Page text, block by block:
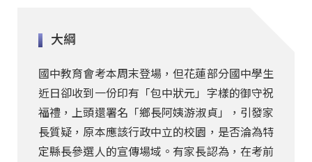
大綱
國中教育會考本周末登場，但花蓮部分國中學生
近日卻收到一份印有「包中狀元」字樣的御守祝
福禮，上頭還署名「鄉長阿姨游淑貞」，引發家
長質疑，原本應該行政中立的校園，是否淪為特
定縣長參選人的宣傳場域。有家長認為，在考前